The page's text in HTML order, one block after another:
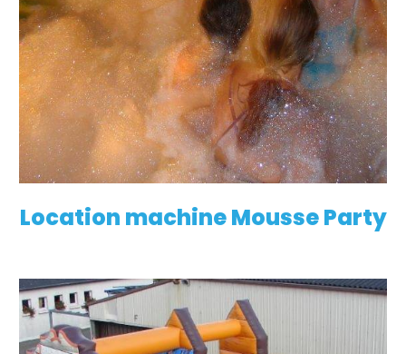
EN SAVOIR PLUS
Location machine Mousse Party